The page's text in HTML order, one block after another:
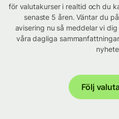
för valutakurser i realtid och du
senaste 5 åren. Väntar du
avisering nu så meddelar vi
våra dagliga
Följ